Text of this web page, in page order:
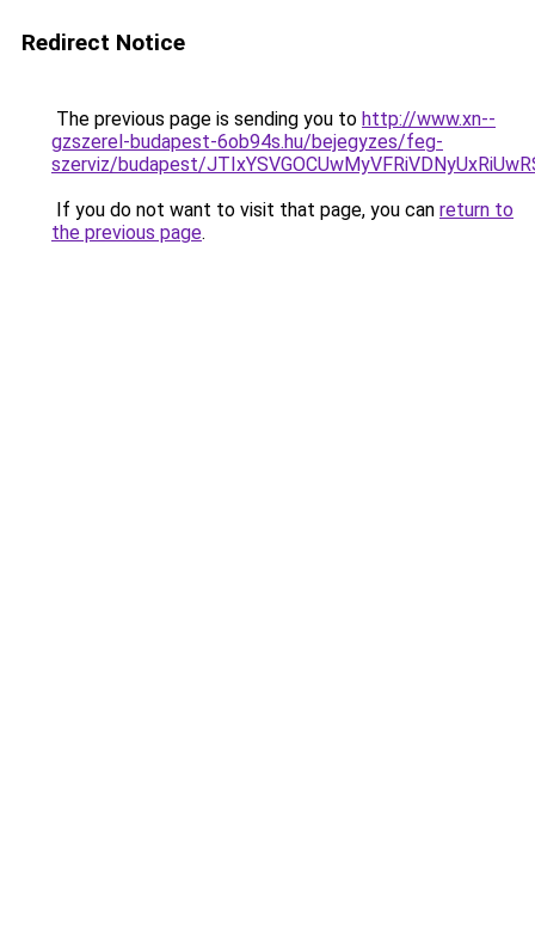
Redirect Notice
The previous page is sending you to http://www.xn--
gzszerel-budapest-6ob94s.hu/bejegyzes/feg-
szerviz/budapest/
If you do not want to visit that page, you can return to
the previous page.